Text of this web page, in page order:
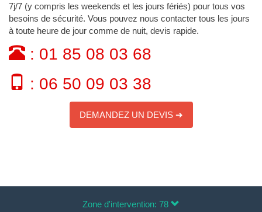
7j/7 (y compris les weekends et les jours fériés) pour tous vos
besoins de sécurité. Vous pouvez nous contacter tous les jours
à toute heure de jour comme de nuit, devis rapide.
: 01 85 08 03 68
: 06 50 09 03 38
DEMANDEZ UN DEVIS ➔
Zone d'intervention: 78